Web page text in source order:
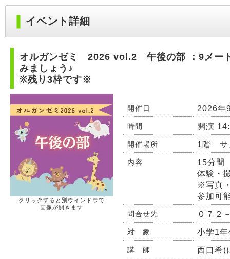
イベント詳細
オルガンゼミ 2026 vol.2 午後の部 ：9メー
みましょう♪
※残り3枠です※
クリックすると別ウインドウで
画像が開きます
開催日 2026年
時間 開演
開催場所 1階 サ
内容
15分間
体験・
※写真
参加可
問合せ先 ０７２
対 象 小学1
講 師 西口希(